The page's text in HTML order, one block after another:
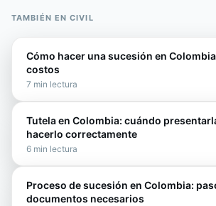
TAMBIÉN ENCIVIL
Cómo hacer una sucesión en
costos
7 min lectura
Tutela en Colombia: cuándo
hacerlo correctamente
6 min lectura
Proceso de sucesión en Colombia:
documentos necesarios